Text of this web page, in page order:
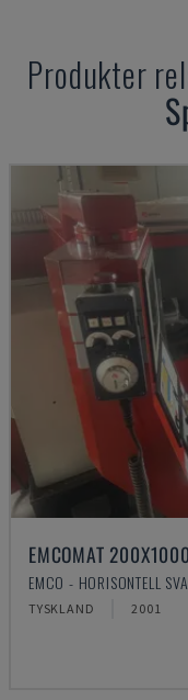
Produkter
EMCOMAT 200X1000
EMCO - HORISONTELL
TYSKLAND 2001